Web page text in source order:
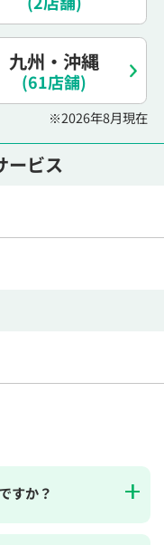
険相談専用）
110
（通話無料）
いた場合は、
ービス
九州・沖縄
(61店舗)
※2026年8月現在
すか？